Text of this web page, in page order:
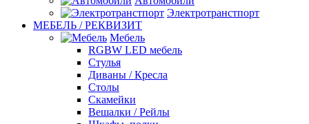
Электротранстпорт
МЕБЕЛЬ / РЕКВИЗИТ
Мебель
RGBW LED мебель
Стулья
Диваны / Кресла
Столы
Скамейки
Вешалки / Рейлы